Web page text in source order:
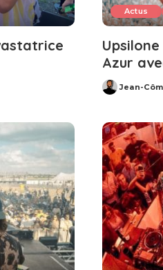
Actus
Azur
Posted
Jean-